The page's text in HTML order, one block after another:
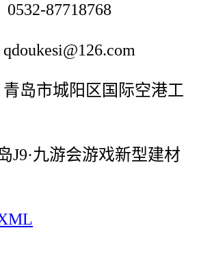
87718768
市城阳区国际空港工
J9·九游会游戏新型建材